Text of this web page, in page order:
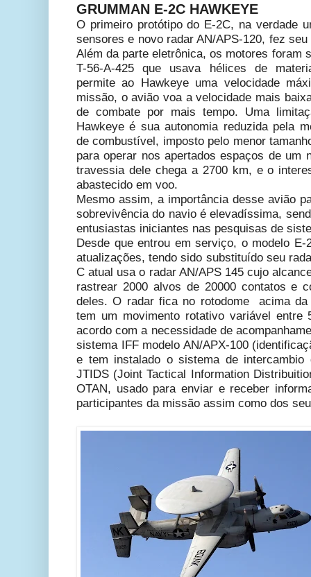
GRUMMAN E-2C HAWKEYE
O primeiro protótipo do E-2C, na verdade
sensores e novo radar AN/APS-120, fez
Além da parte eletrônica, os motores foram
T-56-A-425 que usava hélices de
permite ao Hawkeye uma velocidade
missão, o avião voa a velocidade mais
de combate por mais tempo. Uma
Hawkeye é sua autonomia reduzida pela
de combustível, imposto pelo menor
para operar nos apertados espaços de um
travessia dele chega a 2700 km, e o
abastecido em voo.
Mesmo assim, a importância desse avião
sobrevivência do navio é elevadíssima,
entusiastas iniciantes nas pesquisas de
Desde que entrou em serviço, o modelo
atualizações, tendo sido substituído seu
C atual usa o radar AN/APS 145 cujo
rastrear 2000 alvos de 20000 contatos e
deles. O radar fica no rotodome acima
tem um movimento rotativo variável
acordo com a necessidade de
sistema IFF modelo AN/APX-100
e tem instalado o sistema de
JTIDS (Joint Tactical Information
OTAN, usado para enviar e receber
participantes da missão assim como dos